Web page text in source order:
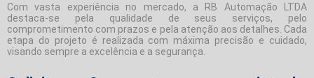
Com vasta experiência no mercado, a RB Automação LTDA
destaca-se pela qualidade de seus serviços, pelo
comprometimento com prazos e pela atenção aos detalhes. Cada
etapa do projeto é realizada com máxima precisão e cuidado,
visando sempre a excelência e a segurança.